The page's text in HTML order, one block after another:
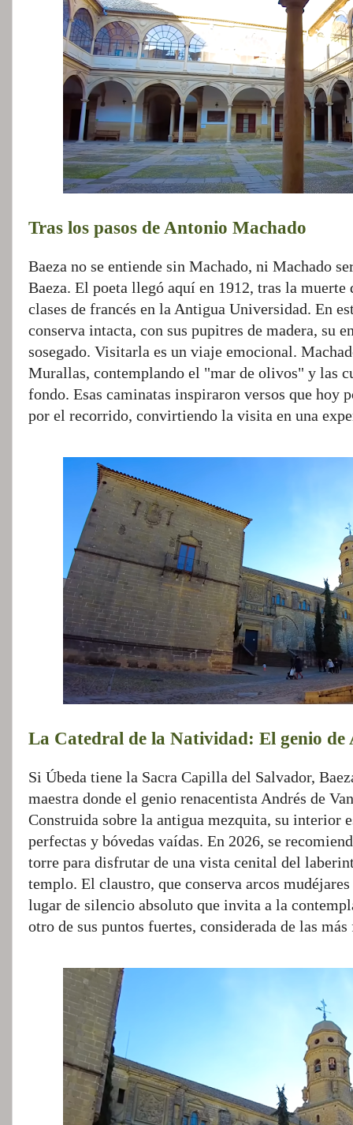
Tras los pasos de Antonio Machado
Baeza no se entiende sin Machado, ni Machado
Baeza. El poeta llegó aquí en 1912, tras la
clases de francés en la Antigua Universidad. En
conserva intacta, con sus pupitres de madera, su
sosegado. Visitarla es un viaje emocional.
Murallas, contemplando el "mar de olivos" y las
fondo. Esas caminatas inspiraron versos que hoy
por el recorrido, convirtiendo la visita en una
La Catedral de la Natividad: El genio de
Si Úbeda tiene la Sacra Capilla del Salvador,
maestra donde el genio renacentista Andrés de
Construida sobre la antigua mezquita, su interior
perfectas y bóvedas vaídas. En 2026, se
torre para disfrutar de una vista cenital del
templo. El claustro, que conserva arcos
lugar de silencio absoluto que invita a la
otro de sus puntos fuertes, considerada de las